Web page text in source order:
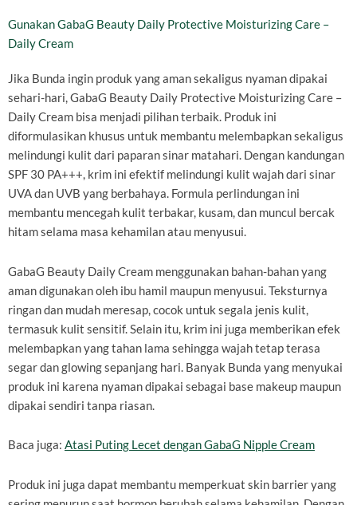
Gunakan GabaG Beauty Daily Protective Moisturizing Care –
Daily Cream
Jika Bunda ingin produk yang aman sekaligus nyaman dipakai
sehari-hari, GabaG Beauty Daily Protective Moisturizing Care –
Daily Cream bisa menjadi pilihan terbaik. Produk ini
diformulasikan khusus untuk membantu melembapkan sekaligus
melindungi kulit dari paparan sinar matahari. Dengan kandungan
SPF 30 PA+++, krim ini efektif melindungi kulit wajah dari sinar
UVA dan UVB yang berbahaya. Formula perlindungan ini
membantu mencegah kulit terbakar, kusam, dan muncul bercak
hitam selama masa kehamilan atau menyusui.
GabaG Beauty Daily Cream menggunakan bahan-bahan yang
aman digunakan oleh ibu hamil maupun menyusui. Teksturnya
ringan dan mudah meresap, cocok untuk segala jenis kulit,
termasuk kulit sensitif. Selain itu, krim ini juga memberikan efek
melembapkan yang tahan lama sehingga wajah tetap terasa
segar dan glowing sepanjang hari. Banyak Bunda yang menyukai
produk ini karena nyaman dipakai sebagai base makeup maupun
dipakai sendiri tanpa riasan.
Baca juga: Atasi Puting Lecet dengan GabaG Nipple Cream
Produk ini juga dapat membantu memperkuat skin barrier yang